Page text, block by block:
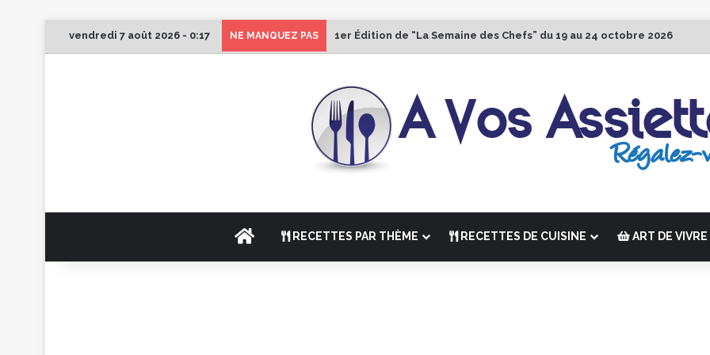
vendredi 7 août 2026 - 0:17 NE MANQUEZ PAS 1er Édition de “La Semaine des Chefs” du 19 au 24 octobre 2026
ACCUEILRECETTES PAR THÈME RECETTES DE CUISINE ART DE VIVRE